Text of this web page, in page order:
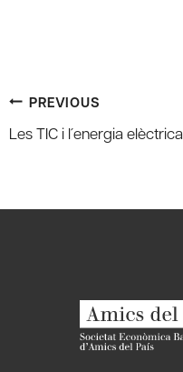
Post
navigation
PREVIOUS
Les TIC i l´energia elèctrica